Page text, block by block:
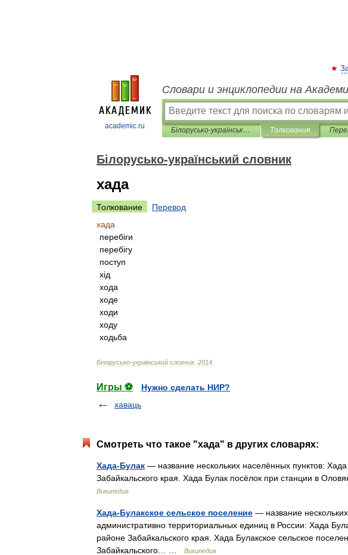
academic.ru
Словари и энциклопедии на
Білорусько-український словник Толкования
Білорусько-український словник
хада
Толкование
Перевод
хада
перебіги
перебігу
поступ
хід
хода
ходе
ходи
ходу
ходьба
Білорусько-український словник. 2014
Игры ⚽
Нужно сделать НИР?
хаваць
Смотреть что такое "хада" в других словарях:
Хада-Булак — название нескольких населённых пунктов:
Забайкальского края. Хада Булак посёлок при станции в
Википедия
Хада-Булакское сельское поселение — название
административно территориальных единиц в России: Хада
районе Забайкальского края. Хада Булакское сельское
Забайкальского… …
Википедия